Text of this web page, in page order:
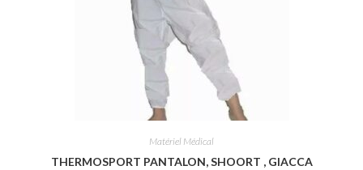
Matériel Médical
THERMOSPORT PANTALON, SHOORT , GIACCA